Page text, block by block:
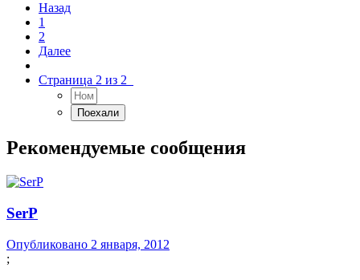
Назад
1
2
Далее
Страница 2 из 2
Рекомендуемые сообщения
SerP
Опубликовано 2 января, 2012
;